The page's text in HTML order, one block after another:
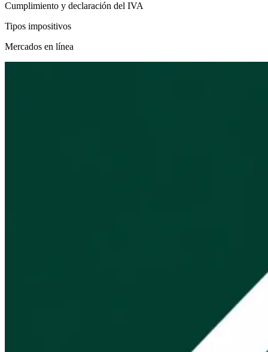
Cumplimiento y declaración del IVA
Tipos impositivos
Mercados en línea